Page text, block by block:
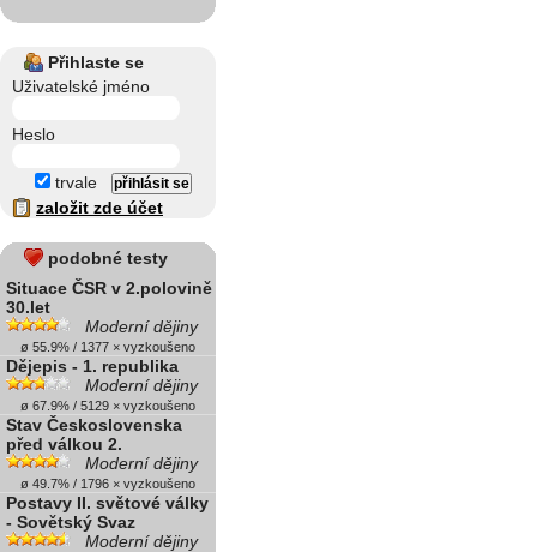
Přihlaste se
Uživatelské jméno
Heslo
trvale
založit zde účet
podobné testy
Situace ČSR v 2.polovině
30.let
Moderní dějiny
ø 55.9% / 1377 × vyzkoušeno
Dějepis - 1. republika
Moderní dějiny
ø 67.9% / 5129 × vyzkoušeno
Stav Československa
před válkou 2.
Moderní dějiny
ø 49.7% / 1796 × vyzkoušeno
Postavy II. světové války
- Sovětský Svaz
Moderní dějiny